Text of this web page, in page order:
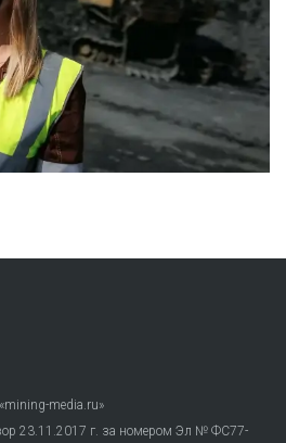
media.ru»
23.11.2017 г. за номером Эл № ФС77-